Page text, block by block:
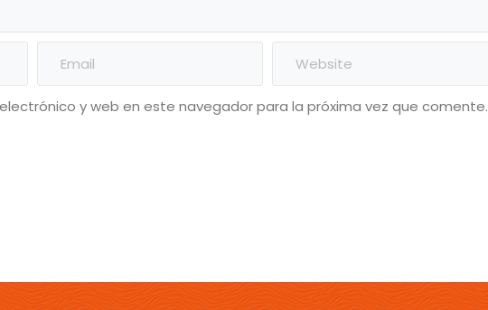
y web en este navegador para la próxima vez que comente.